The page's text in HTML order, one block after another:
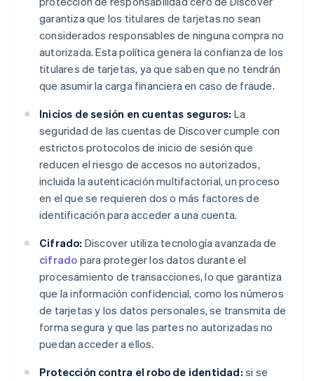
garantiza que los titulares de tarjetas no sean
considerados responsables de ninguna compra no
autorizada. Esta política genera la confianza de los
titulares de tarjetas, ya que saben que no tendrán
que asumir la carga financiera en caso de fraude.
Inicios de sesión en cuentas seguros: La
seguridad de las cuentas de Discover cumple con
estrictos protocolos de inicio de sesión que
reducen el riesgo de accesos no autorizados,
incluida la autenticación multifactorial, un proceso
en el que se requieren dos o más factores de
identificación para acceder a una cuenta.
Cifrado: Discover utiliza tecnología avanzada de
cifrado para proteger los datos durante el
procesamiento de transacciones, lo que garantiza
que la información confidencial, como los números
de tarjetas y los datos personales, se transmita de
forma segura y que las partes no autorizadas no
puedan acceder a ellos.
Protección contra el robo de identidad: si se